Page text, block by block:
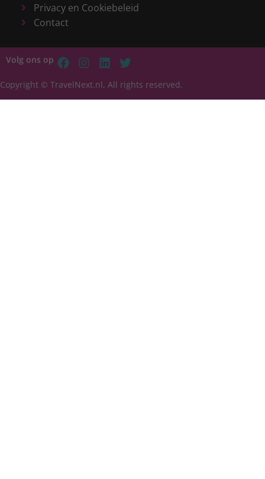
Privacy en Cookiebeleid
Contact
Volg ons op
Copyright © TravelNext.nl, All rights reserved.